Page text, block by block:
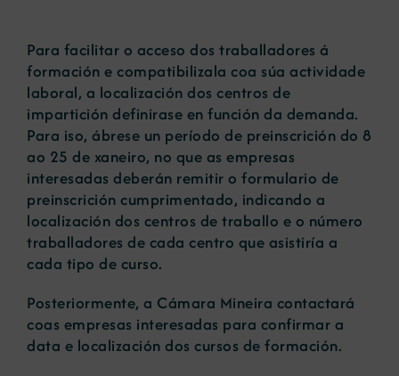
Para facilitar o acceso dos traballadores á
formación e compatibilizala coa súa actividade
laboral, a localización dos centros de
impartición definirase en función da demanda.
Para iso, ábrese un período de preinscrición do 8
ao 25 de xaneiro, no que as empresas
interesadas deberán remitir o formulario de
preinscrición cumprimentado, indicando a
localización dos centros de traballo e o número
traballadores de cada centro que asistiría a
cada tipo de curso.
Posteriormente, a Cámara Mineira contactará
coas empresas interesadas para confirmar a
data e localización dos cursos de formación.